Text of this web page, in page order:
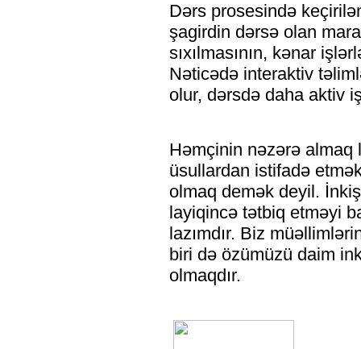
Dərs prosesində
şagirdin dərsə olan
sıxılmasının, kənar
Nəticədə interaktiv
olur, dərsdə daha aktiv
Həmçinin nəzərə almaq
üsullardan istifadə
olmaq demək deyil.
layiqincə tətbiq etməyi
lazımdır. Biz
biri də özümüzü daim
olmaqdır.